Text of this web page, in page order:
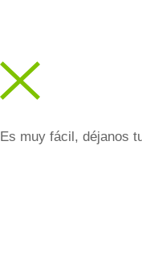
Es muy fácil, déjanos